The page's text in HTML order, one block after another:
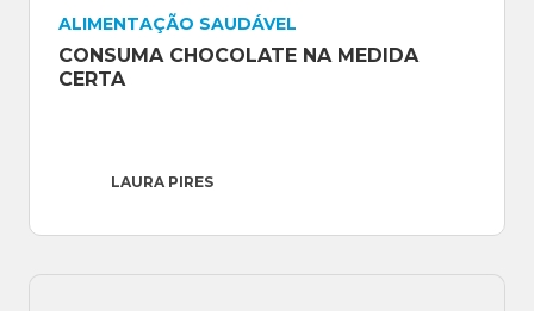
ALIMENTAÇÃO SAUDÁVEL
CONSUMA CHOCOLATE NA MEDIDA
CERTA
LAURA PIRES